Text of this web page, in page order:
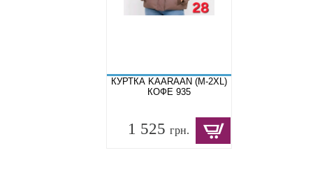
КУРТКА KAARAAN (M-2XL)
КОФЕ 935
1 525грн.